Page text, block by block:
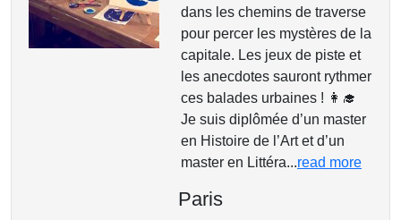
dans les chemins de traverse
pour percer les mystères de la
capitale. Les jeux de piste et
les anecdotes sauront rythmer
ces balades urbaines ! 👩‍🎓
Je suis diplômée d’un master
en Histoire de l’Art et d’un
master en Littéra...read more
Paris